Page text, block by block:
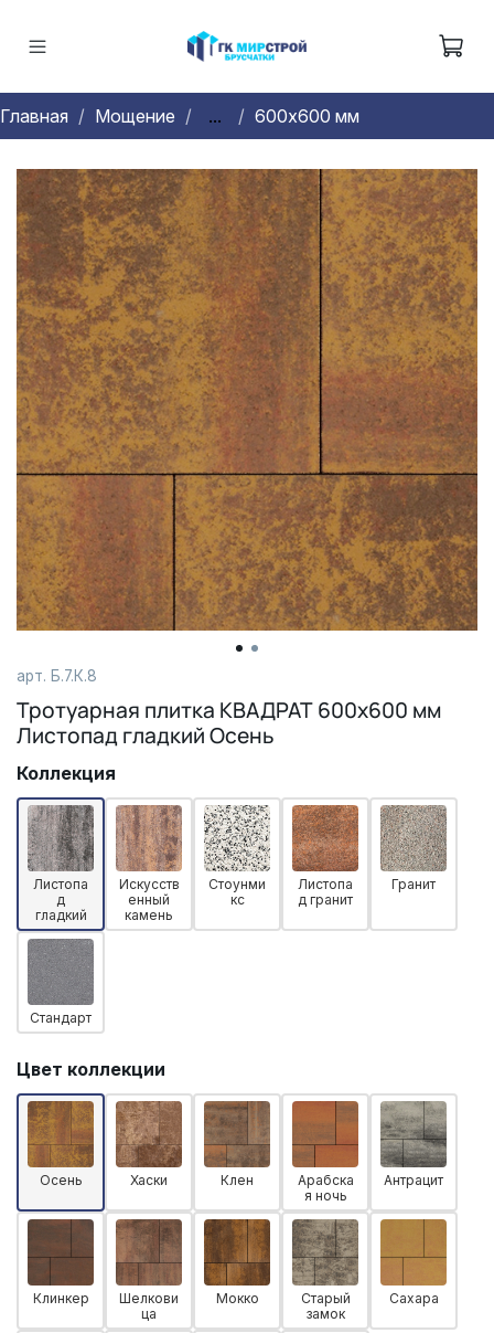
Главная Мощение ... 600х600 мм
арт. Б.7.К.8
Тротуарная плитка КВАДРАТ 600х600 мм
Листопад гладкий Осень
Коллекция
Листопа
д
гладкий
Искусств
енный
камень
Стоунми
кс
Листопа
д гранит
Гранит
Стандарт
Цвет коллекции
Осень Хаски Клен
Арабска
я ночь
Антрацит
Клинкер
Шелкови
ца
Мокко
Старый
замок
Сахара